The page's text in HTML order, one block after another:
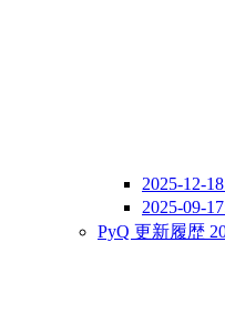
2025-12-
2025-09-
PyQ 更新履歴